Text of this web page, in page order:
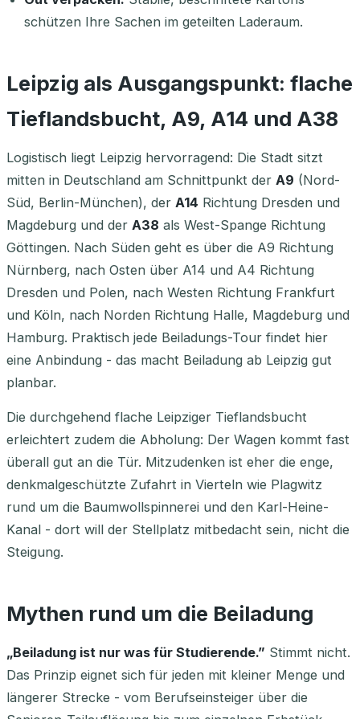
schützen Ihre Sachen im geteilten Laderaum.
Leipzig als Ausgangspunkt: flache
Tieflandsbucht, A9, A14 und A38
Logistisch liegt Leipzig hervorragend: Die Stadt sitzt
mitten in Deutschland am Schnittpunkt der A9 (Nord-
Süd, Berlin-München), der A14 Richtung Dresden und
Magdeburg und der A38 als West-Spange Richtung
Göttingen. Nach Süden geht es über die A9 Richtung
Nürnberg, nach Osten über A14 und A4 Richtung
Dresden und Polen, nach Westen Richtung Frankfurt
und Köln, nach Norden Richtung Halle, Magdeburg und
Hamburg. Praktisch jede Beiladungs-Tour findet hier
eine Anbindung - das macht Beiladung ab Leipzig gut
planbar.
Die durchgehend flache Leipziger Tieflandsbucht
erleichtert zudem die Abholung: Der Wagen kommt fast
überall gut an die Tür. Mitzudenken ist eher die enge,
denkmalgeschützte Zufahrt in Vierteln wie Plagwitz
rund um die Baumwollspinnerei und den Karl-Heine-
Kanal - dort will der Stellplatz mitbedacht sein, nicht die
Steigung.
Mythen rund um die Beiladung
„Beiladung ist nur was für Studierende.” Stimmt nicht.
Das Prinzip eignet sich für jeden mit kleiner Menge und
längerer Strecke - vom Berufseinsteiger über die